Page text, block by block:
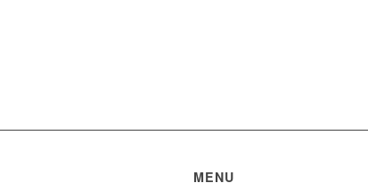
MENU